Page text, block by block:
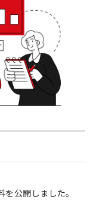
公開しました。